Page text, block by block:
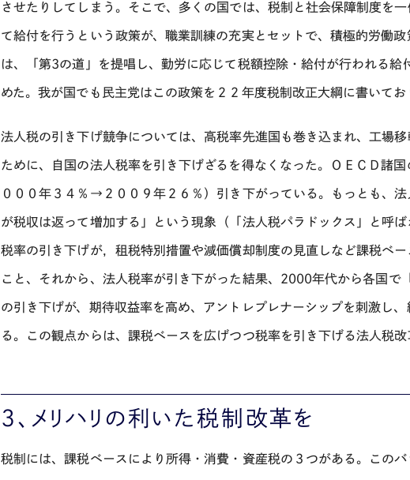
させたりしてしまう。そこで、多くの国では、税制と社会保障制度を
て給付を行うという政策が、職業訓練の充実とセットで、積極的労働
は、「第3の道」を提唱し、勤労に応じて税額控除・給付が行われる給
めた。我が国でも民主党はこの政策を２２年度税制改正大綱に書いてお
法人税の引き下げ競争については、高税率先進国も巻き込まれ、工場
ために、自国の法人税率を引き下げざるを得なくなった。ＯＥＣＤ諸
０００年３４％→２００９年２６％）引き下がっている。もっとも、
が税収は返って増加する」という現象（「法人税パラドックス」と呼
税率の引き下げが，租税特別措置や減価償却制度の見直しなど課税ベ
こと、それから、法人税率が引き下がった結果、2000年代から各国で
の引き下げが、期待収益率を高め、アントレプレナーシップを刺激し
る。この観点からは、課税ベースを広げつつ税率を引き下げる法人税改
３、メリハリの利いた税制改革を
税制には、課税ベースにより所得・消費・資産税の３つがある。この